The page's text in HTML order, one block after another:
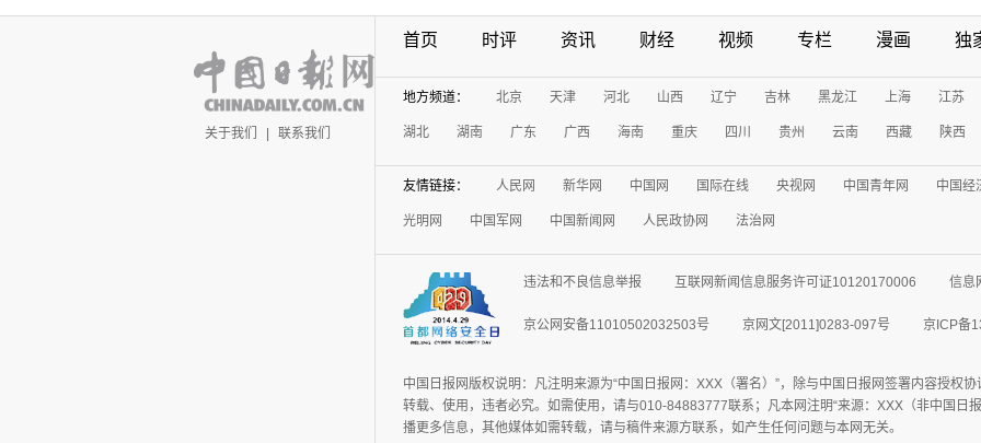
关于我们 | 联系我们
首页 时评 资讯 财经 视频 专栏 漫画 独
地方频道： 北京 天津 河北 山西 辽宁 吉林 黑龙江 上海 江苏
湖北 湖南 广东 广西 海南 重庆 四川 贵州 云南 西藏 陕西
友情链接： 人民网 新华网 中国网 国际在线 央视网 中国青年网 中国经
光明网 中国军网 中国新闻网 人民政协网 法治网
违法和不良信息举报 互联网新闻信息服务许可证10120170006 信息
京公网安备11010502032503号 京网文[2011]0283-097号 京ICP备
中国日报网版权说明：凡注明来源为“中国日报网：XXX（署名）”，除与中国日报网签署内容授权
转载、使用，违者必究。如需使用，请与010-84883777联系；凡本网注明“来源：XXX（非中国日
播更多信息，其他媒体如需转载，请与稿件来源方联系，如产生任何问题与本网无关。